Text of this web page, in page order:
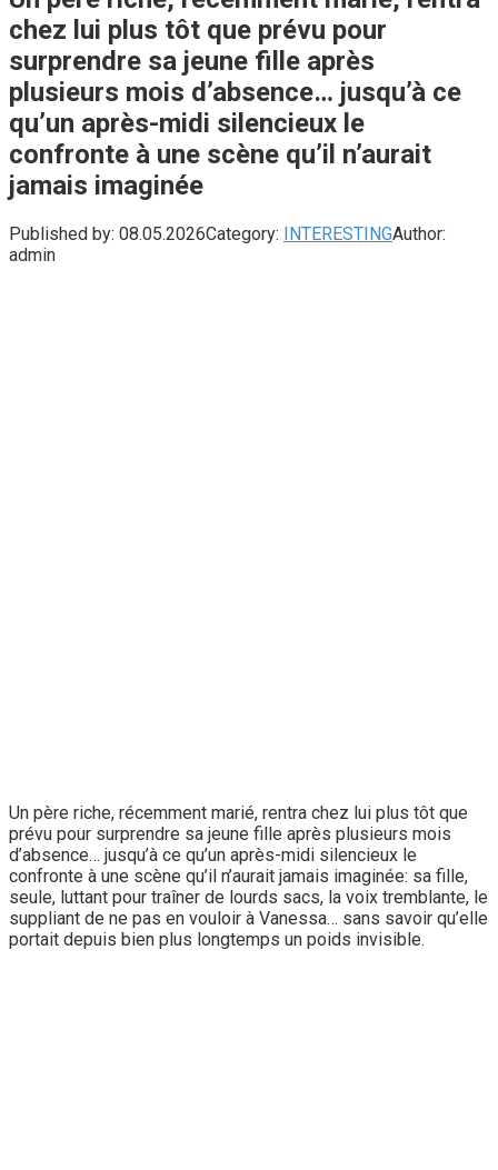
chez lui plus tôt que prévu pour
surprendre sa jeune fille après
plusieurs mois d’absence… jusqu’à ce
qu’un après-midi silencieux le
confronte à une scène qu’il n’aurait
jamais imaginée
Published by: 08.05.2026Category: INTERESTINGAuthor:
admin
Un père riche, récemment marié, rentra chez lui plus tôt que
prévu pour surprendre sa jeune fille après plusieurs mois
d’absence… jusqu’à ce qu’un après-midi silencieux le
confronte à une scène qu’il n’aurait jamais imaginée: sa fille,
seule, luttant pour traîner de lourds sacs, la voix tremblante, le
suppliant de ne pas en vouloir à Vanessa… sans savoir qu’elle
portait depuis bien plus longtemps un poids invisible.